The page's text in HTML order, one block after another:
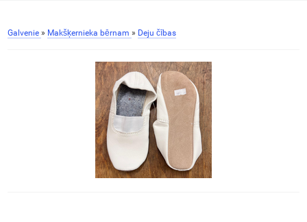
Galvenie » Makšķernieka bērnam » Deju čības